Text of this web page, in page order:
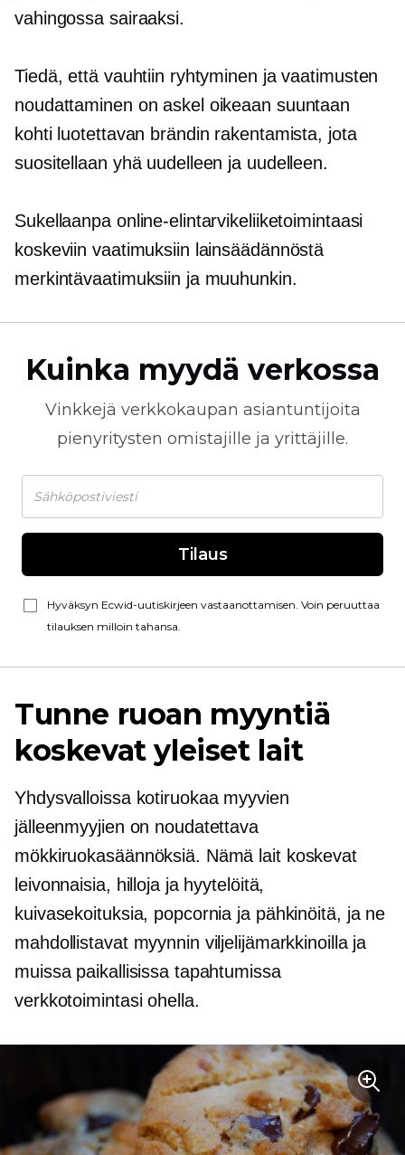
vahingossa sairaaksi.
Tiedä, että vauhtiin ryhtyminen ja vaatimusten
noudattaminen on askel oikeaan suuntaan
kohti luotettavan brändin rakentamista, jota
suositellaan yhä uudelleen ja uudelleen.
Sukellaanpa online-elintarvikeliiketoimintaasi
koskeviin vaatimuksiin lainsäädännöstä
merkintävaatimuksiin ja muuhunkin.
Kuinka myydä verkossa
Vinkkejä verkkokaupan asiantuntijoita
pienyritysten omistajille ja yrittäjille.
Tilaus
Hyväksyn Ecwid-uutiskirjeen vastaanottamisen. Voin peruuttaa
tilauksen milloin tahansa.
Tunne ruoan myyntiä
koskevat yleiset lait
Yhdysvalloissa kotiruokaa myyvien
jälleenmyyjien on noudatettava
mökkiruokasäännöksiä. Nämä lait koskevat
leivonnaisia, hilloja ja hyytelöitä,
kuivasekoituksia, popcornia ja pähkinöitä, ja ne
mahdollistavat myynnin viljelijämarkkinoilla ja
muissa paikallisissa tapahtumissa
verkkotoimintasi ohella.